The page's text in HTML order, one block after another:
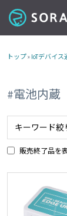
製品
事例
料金
ドキュメント
導入支援
IoTストア
最新情報
トップ» IoTデバイス
#電池内蔵
キーワード絞
#アナログ入
#LoRaWAN
#ACアダプタ
#planP1
販売終了品を